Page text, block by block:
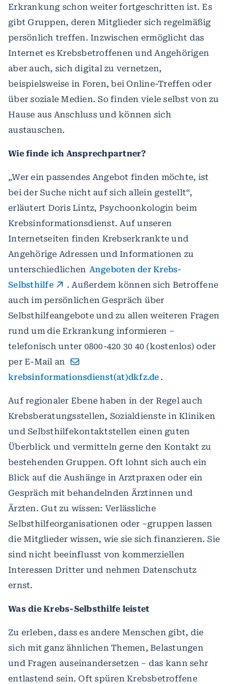
Erkrankung schon weiter fortgeschritten ist. Es
gibt Gruppen, deren Mitglieder sich regelmäßig
persönlich treffen. Inzwischen ermöglicht das
Internet es Krebsbetroffenen und Angehörigen
aber auch, sich digital zu vernetzen,
beispielsweise in Foren, bei Online-Treffen oder
über soziale Medien. So finden viele selbst von zu
Hause aus Anschluss und können sich
austauschen.
Wie finde ich Ansprechpartner?
„Wer ein passendes Angebot finden möchte, ist
bei der Suche nicht auf sich allein gestellt“,
erläutert Doris Lintz, Psychoonkologin beim
Krebsinformationsdienst. Auf unseren
Internetseiten finden Krebserkrankte und
Angehörige Adressen und Informationen zu
unterschiedlichen Angeboten der Krebs-
Selbsthilfe
. Außerdem können sich Betroffene
auch im persönlichen Gespräch über
Selbsthilfeangebote und zu allen weiteren Fragen
rund um die Erkrankung informieren –
telefonisch unter 0800-420 30 40 (kostenlos) oder
per E-Mail an
krebsinformationsdienst(at)dkfz.de .
Auf regionaler Ebene haben in der Regel auch
Krebsberatungsstellen, Sozialdienste in Kliniken
und Selbsthilfekontaktstellen einen guten
Überblick und vermitteln gerne den Kontakt zu
bestehenden Gruppen. Oft lohnt sich auch ein
Blick auf die Aushänge in Arztpraxen oder ein
Gespräch mit behandelnden Ärztinnen und
Ärzten. Gut zu wissen: Verlässliche
Selbsthilfeorganisationen oder –gruppen lassen
die Mitglieder wissen, wie sie sich finanzieren. Sie
sind nicht beeinflusst von kommerziellen
Interessen Dritter und nehmen Datenschutz
ernst.
Was die Krebs-Selbsthilfe leistet
Zu erleben, dass es andere Menschen gibt, die
sich mit ganz ähnlichen Themen, Belastungen
und Fragen auseinandersetzen – das kann sehr
entlastend sein. Oft spüren Krebsbetroffene